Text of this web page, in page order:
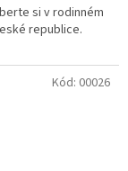
si v rodinném
republice.
Kód: 00026